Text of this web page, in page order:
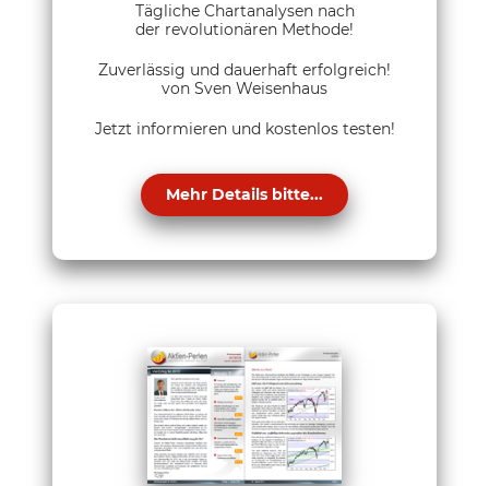
Tägliche Chartanalysen nach
der revolutionären Methode!
Zuverlässig und dauerhaft erfolgreich!
von Sven Weisenhaus
Jetzt informieren und kostenlos testen!
Mehr Details bitte...